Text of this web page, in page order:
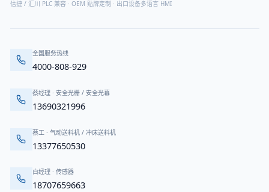
信捷 / 汇川 PLC 兼容 · OEM 贴牌定制 · 出口设备多语言 HMI
全国服务热线
4000-808-929
蔡经理· 安全光栅 / 安全光幕
13690321996
蔡工 · 气动送料机 / 冲床送料机
13377650530
白经理· 传感器
18707659663